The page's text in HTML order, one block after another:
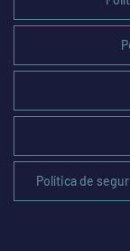
Política de